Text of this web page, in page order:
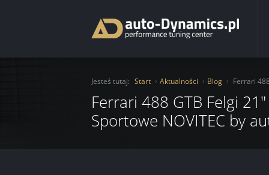
O Firmie
Oferta
Jesteś tutaj: Start Aktualności Blog Ferrari
Ferrari 488 GTB Felgi
Sportowe NOVITEC by